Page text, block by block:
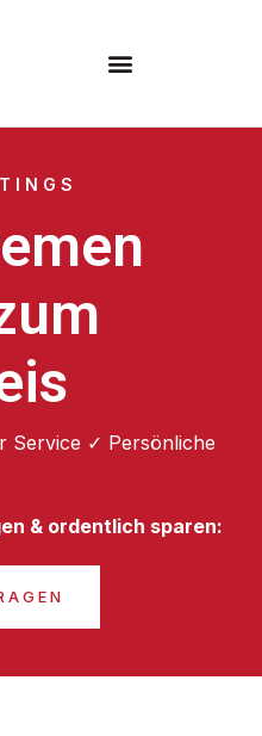
Service ✓ Persönliche
& ordentlich sparen: